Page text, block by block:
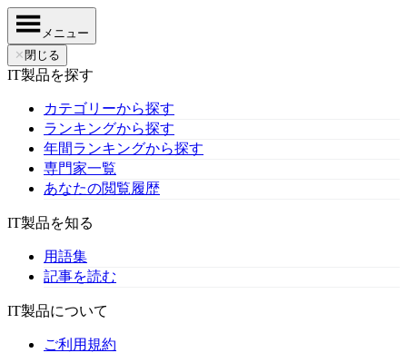
メニュー
✕ 閉じる
IT製品を探す
カテゴリーから探す
ランキングから探す
年間ランキングから探す
専門家一覧
あなたの閲覧履歴
IT製品を知る
用語集
記事を読む
IT製品について
ご利用規約